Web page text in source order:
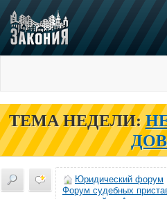
ТЕМА НЕДЕЛИ:
Юридический форум
Форум судебных